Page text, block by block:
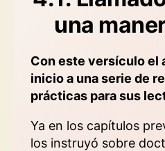
una
Con este versículo el
inicio a una serie de
prácticas para sus
Ya en los capítulos
los instruyó sobre